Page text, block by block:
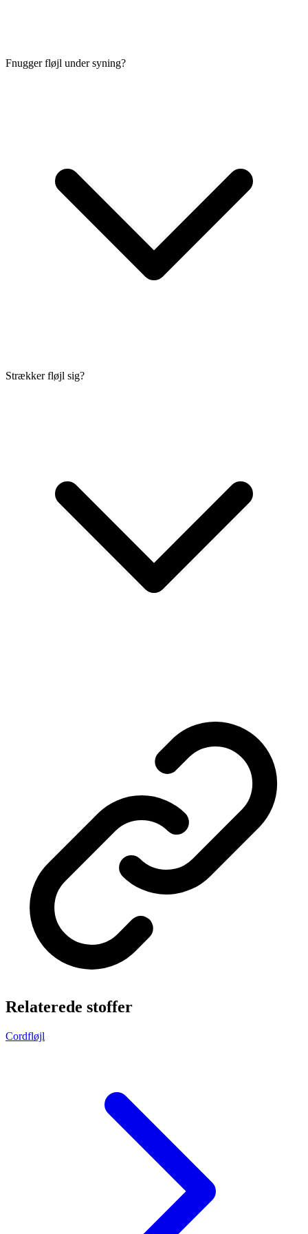
Fnugger fløjl under syning?
Strækker fløjl sig?
Relaterede stoffer
Cordfløjl